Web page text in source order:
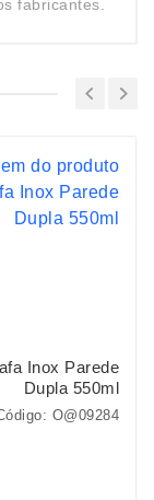
fabricantes.
Inox Parede
Dupla 550ml
O@09284